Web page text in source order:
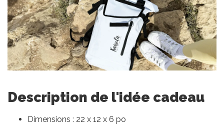
Description de l'idée cadeau
Dimensions : 22 x 12 x 6 po